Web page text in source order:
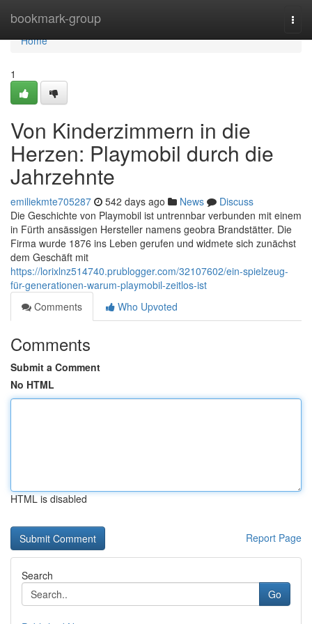
bookmark-group
Home
Home
1
Von Kinderzimmern in die
Herzen: Playmobil durch die
Jahrzehnte
emiliekmte705287 542 days ago News
Discuss
Die Geschichte von Playmobil ist untrennbar verbunden mit einem
in Fürth ansässigen Hersteller namens geobra Brandstätter. Die
Firma wurde 1876 ins Leben gerufen und widmete sich zunächst
dem Geschäft mit
https://lorixlnz514740.prublogger.com/32107602/ein-spielzeug-
für-generationen-warum-playmobil-zeitlos-ist
Comments
Who Upvoted
Comments
Submit a Comment
No HTML
HTML is disabled
Report Page
Search
Go